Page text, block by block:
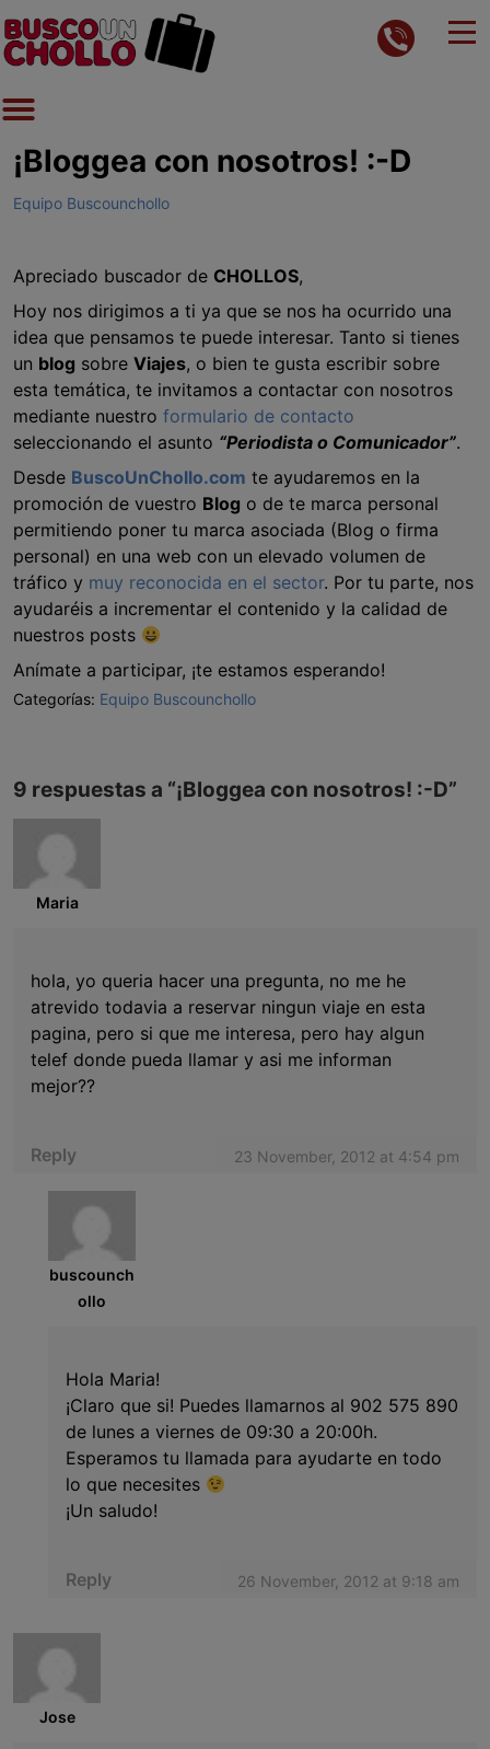
¡Bloggea con nosotros! :-D
Equipo Buscounchollo
Apreciado buscador de CHOLLOS,
Hoy nos dirigimos a ti ya que se nos ha ocurrido una
idea que pensamos te puede interesar. Tanto si tienes
un blog sobre Viajes, o bien te gusta escribir sobre
esta temática, te invitamos a contactar con nosotros
mediante nuestro formulario de contacto
seleccionando el asunto “Periodista o Comunicador”.
Desde BuscoUnChollo.com te ayudaremos en la
promoción de vuestro Blog o de te marca personal
permitiendo poner tu marca asociada (Blog o firma
personal) en una web con un elevado volumen de
tráfico y muy reconocida en el sector. Por tu parte, nos
ayudaréis a incrementar el contenido y la calidad de
nuestros posts
Anímate a participar, ¡te estamos esperando!
Categorías: Equipo Buscounchollo
9 respuestas a “¡Bloggea con nosotros! :-D”
Maria
23 November, 2012 at 4:54 pm
hola, yo queria hacer una pregunta, no me he
atrevido todavia a reservar ningun viaje en esta
pagina, pero si que me interesa, pero hay algun
telef donde pueda llamar y asi me informan
mejor??
Reply
buscounch
ollo
26 November, 2012 at 9:18 am
Hola Maria!
¡Claro que si! Puedes llamarnos al 902 575 890
de lunes a viernes de 09:30 a 20:00h.
Esperamos tu llamada para ayudarte en todo
lo que necesites
¡Un saludo!
Reply
Jose